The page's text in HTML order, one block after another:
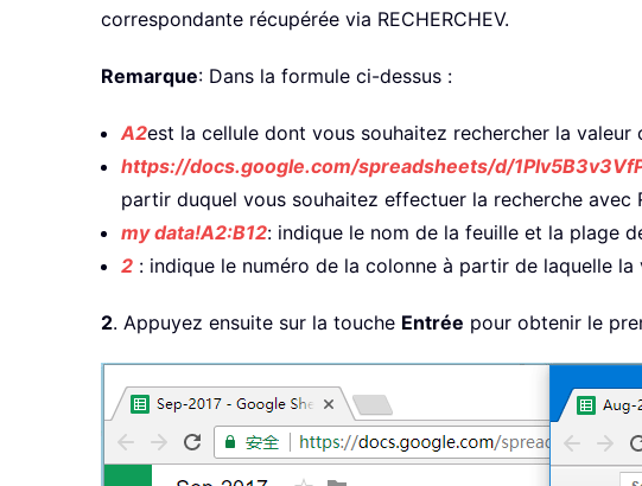
correspondante récupérée via RECHERCHEV.
Remarque: Dans la formule ci-dessus :
A2est la cellule dont vous souhaitez rechercher la valeur
https://docs.google.com/spreadsheets/d/
partir duquel vous souhaitez effectuer la recherche avec
my data!A2:B12: indique le nom de la feuille et la plage
2 : indique le numéro de la colonne à partir de laquelle
2. Appuyez ensuite sur la touche Entrée pour obtenir le